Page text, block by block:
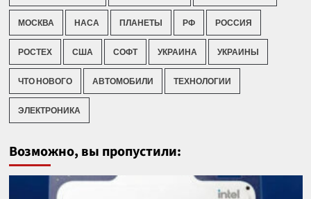
МОСКВА НАСА ПЛАНЕТЫ РФ РОССИЯ
РОСТЕХ США СОФТ УКРАИНА УКРАИНЫ
ЧТО НОВОГО АВТОМОБИЛИ ТЕХНОЛОГИИ
ЭЛЕКТРОНИКА
Возможно, вы пропустили: